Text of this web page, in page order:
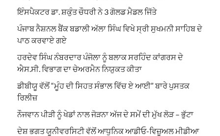
ਇੰਸਪੈਕਟਰ ਡਾ. ਸ਼ਕੁੰਤ ਚੌਧਰੀ ਨੇ 3 ਗੋਲਡ ਮੈਡਲ ਜਿੱਤੇ
ਪੰਜਾਬ ਨੈਸ਼ਨਲ ਬੈਂਕ ਬਡਾਲੀ ਅੱਲਾ ਸਿੰਘ ਵਿਖੇ ਸ੍ਰੀ ਸੁਖਮਨੀ ਸਾਹਿਬ ਦੇ
ਪਾਠ ਕਰਵਾਏ ਗਏ
ਹਰਦੇਵ ਸਿੰਘ ਨੰਬਰਦਾਰ ਪੰਜੋਲਾ ਨੂੰ ਬਲਾਕ ਸਰਹਿੰਦ ਕਾਂਗਰਸ ਦੇ
ਐਸ.ਸੀ. ਵਿਭਾਗ ਦਾ ਚੇਅਰਮੈਨ ਨਿਯੁਕਤ ਕੀਤਾ
ਡੀਬੀਯੂ ਵੱਲੋਂ “ਮੂੰਹ ਦੀ ਸਿਹਤ ਸੰਭਾਲ ਵਿੱਚ ਏ ਆਈ” ਬਾਰੇ ਪੁਸਤਕ
ਰਿਲੀਜ਼
ਨੌਜਵਾਨ ਪੀੜੀ ਨੂੰ ਖੇਡਾਂ ਨਾਲ ਜੋੜਨਾ ਅੱਜ ਦੇ ਸਮੇਂ ਦੀ ਮੁੱਖ ਲੋੜ – ਭੁੱਟਾ
ਦੇਸ਼ ਭਗਤ ਯੂਨੀਵਰਸਿਟੀ ਵੱਲੋਂ ਆਧੁਨਿਕ ਆਡੀਓ-ਵਿਜ਼ੂਅਲ ਮੀਡੀਆ